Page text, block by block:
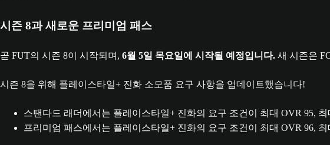
시즌 8과 새로운 프리미엄 패스
곧 FUT의 시즌 8이 시작되며, 6월 5일 목요일에 시작될 예정입니다. 새 시즌은
시즌 8을 위해 플레이스타일+ 진화 소모품 요구 사항을 업데이트했습니다!
스탠다드 래더에서는 플레이스타일+ 진화의 요구 조건이 최대 OVR 95,
프리미엄 패스에서는 플레이스타일+ 진화의 요구 조건이 최대 OVR 96,